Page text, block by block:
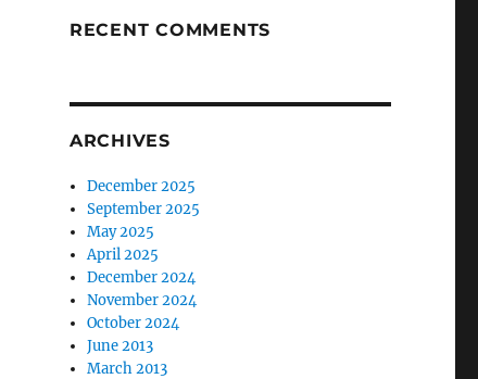
RECENT COMMENTS
ARCHIVES
December 2025
September 2025
May 2025
April 2025
December 2024
November 2024
October 2024
June 2013
March 2013